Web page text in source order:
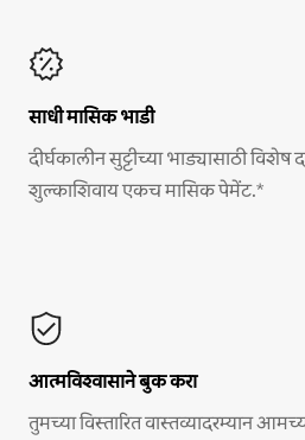
साधी मासिक भाडी
दीर्घकालीन सुट्टीच्या भाड्यासाठी
शुल्काशिवाय एकच मासिक पेमेंट.*
आत्मविश्वासाने बुक करा
तुमच्या विस्तारित वास्तव्यादरम्यान